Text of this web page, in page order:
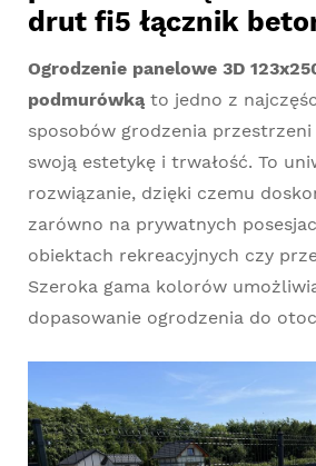
drut fi5 łącznik
Ogrodzenie panelowe 3D
podmurówką to jedno z
sposobów grodzenia
swoją estetykę i trwałość. To
rozwiązanie, dzięki czemu
zarówno na prywatnych
obiektach rekreacyjnych czy
Szeroka gama kolorów
dopasowanie ogrodzenia do